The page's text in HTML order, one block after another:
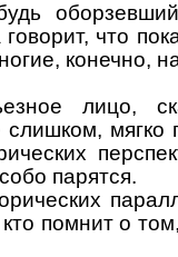
что
конечно,
лицо,
мягко
парятся.
кто помнит о